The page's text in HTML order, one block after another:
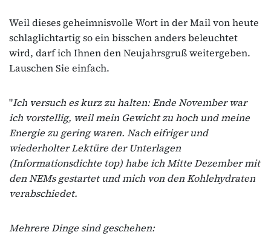
Weil dieses geheimnisvolle Wort in der Mail von heute
schlaglichtartig so ein bisschen anders beleuchtet
wird, darf ich Ihnen den Neujahrsgruß weitergeben.
Lauschen Sie einfach.
"Ich versuch es kurz zu halten: Ende November war
ich vorstellig, weil mein Gewicht zu hoch und meine
Energie zu gering waren. Nach eifriger und
wiederholter Lektüre der Unterlagen
(Informationsdichte top) habe ich Mitte Dezember mit
den NEMs gestartet und mich von den Kohlehydraten
verabschiedet.
Mehrere Dinge sind geschehen: